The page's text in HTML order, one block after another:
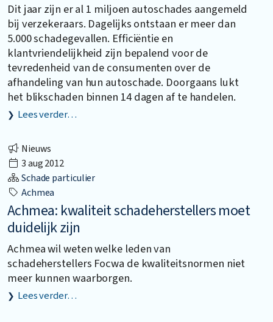
Dit jaar zijn er al 1 miljoen autoschades aangemeld
bij verzekeraars. Dagelijks ontstaan er meer dan
5.000 schadegevallen. Efficiëntie en
klantvriendelijkheid zijn bepalend voor de
tevredenheid van de consumenten over de
afhandeling van hun autoschade. Doorgaans lukt
het blikschaden binnen 14 dagen af te handelen.
Lees verder…
Nieuws
3 aug 2012
Schade particulier
Achmea
Achmea: kwaliteit schadeherstellers moet
duidelijk zijn
Achmea wil weten welke leden van
schadeherstellers Focwa de kwaliteitsnormen niet
meer kunnen waarborgen.
Lees verder…